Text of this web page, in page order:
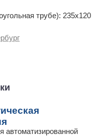
трубе): 235x120
автоматизированной